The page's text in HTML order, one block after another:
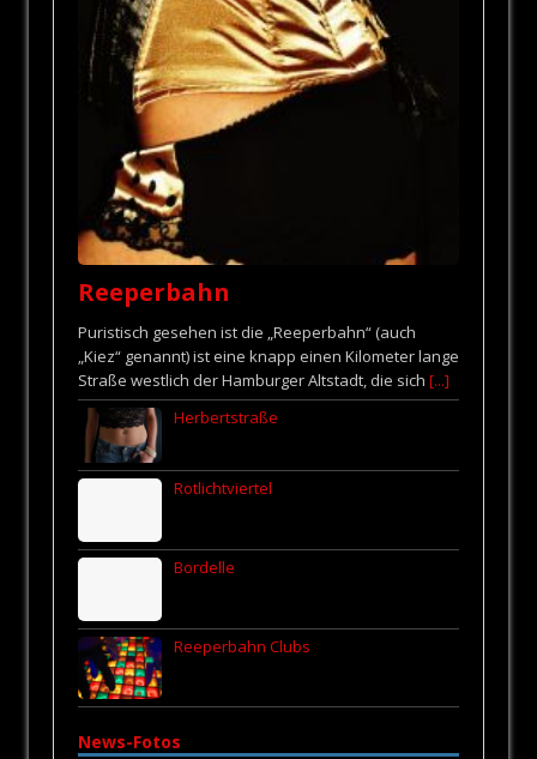
Reeperbahn
Puristisch gesehen ist die „Reeperbahn“ (auch
„Kiez“ genannt) ist eine knapp einen Kilometer lange
Straße westlich der Hamburger Altstadt, die sich [...]
Herbertstraße
Rotlichtviertel
Bordelle
Reeperbahn Clubs
News-Fotos